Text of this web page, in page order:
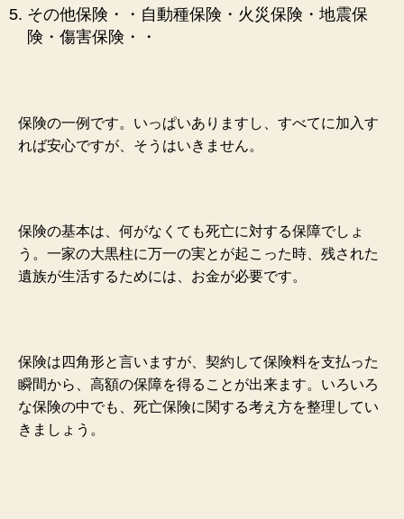
その他保険・・自動種保険・火災保険・地震保
険・傷害保険・・
保険の一例です。いっぱいありますし、すべてに加入す
れば安心ですが、そうはいきません。
保険の基本は、何がなくても死亡に対する保障でしょ
う。一家の大黒柱に万一の実とが起こった時、残された
遺族が生活するためには、お金が必要です。
保険は四角形と言いますが、契約して保険料を支払った
瞬間から、高額の保障を得ることが出来ます。いろいろ
な保険の中でも、死亡保険に関する考え方を整理してい
きましょう。